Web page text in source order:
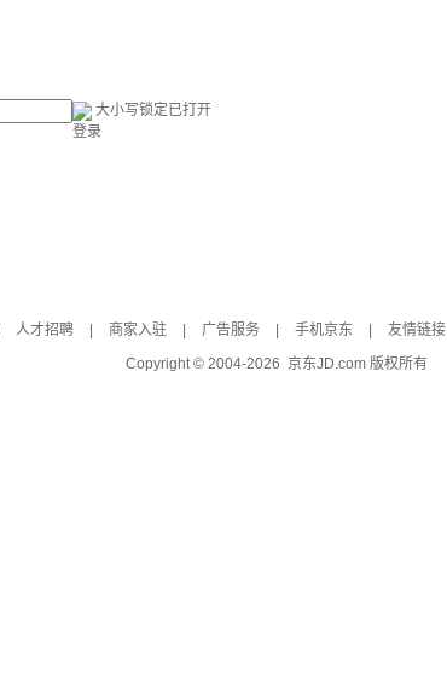
大小写锁定已打开
登录
人才招聘 商家入驻 广告服务 手机京东 友情链接
Copyright © 2004-2026 京东JD.com 版权所有